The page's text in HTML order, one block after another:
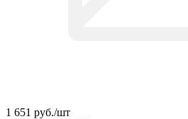
1 651 руб./шт